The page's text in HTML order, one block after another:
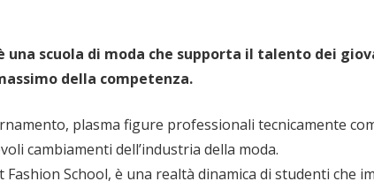
una scuola di moda che supporta il talento dei
della competenza.
plasma figure professionali tecnicamente
cambiamenti dell’industria della moda.
School, è una realtà dinamica di studenti che